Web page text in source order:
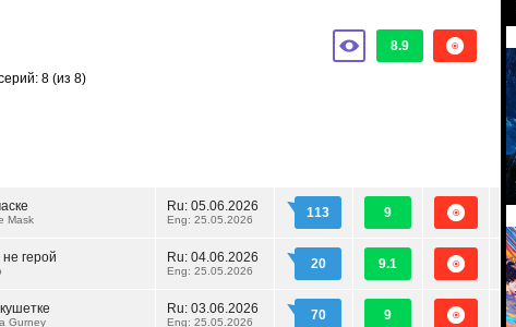
8.9
8 (из 8)
Mask
Ru: 05.06.2026
Eng: 25.05.2026 113 9
герой Ru: 04.06.2026
Eng: 25.05.2026 20 9.1
Gurney
Ru: 03.06.2026
Eng: 25.05.2026 70 9